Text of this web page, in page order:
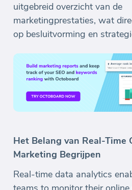
uitgebreid overzicht van de
marketingprestaties, wat
op besluitvorming en
Het Belang van Real-Time
Marketing Begrijpen
Real-time data analytics